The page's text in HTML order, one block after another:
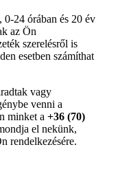
0-24 órában és 20 év
az Ön
szerelésről is
esetben számíthat
vagy
venni a
minket a +36 (70)
el nekünk,
rendelkezésére.